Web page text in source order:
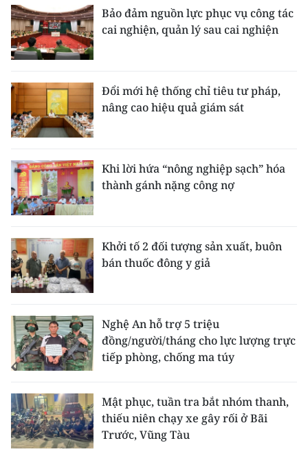
Bảo đảm nguồn lực phục vụ công tác
cai nghiện, quản lý sau cai nghiện
Đổi mới hệ thống chỉ tiêu tư pháp,
nâng cao hiệu quả giám sát
Khi lời hứa “nông nghiệp sạch” hóa
thành gánh nặng công nợ
Khởi tố 2 đối tượng sản xuất, buôn
bán thuốc đông y giả
Nghệ An hỗ trợ 5 triệu
đồng/người/tháng cho lực lượng trực
tiếp phòng, chống ma túy
Mật phục, tuần tra bắt nhóm thanh,
thiếu niên chạy xe gây rối ở Bãi
Trước, Vũng Tàu